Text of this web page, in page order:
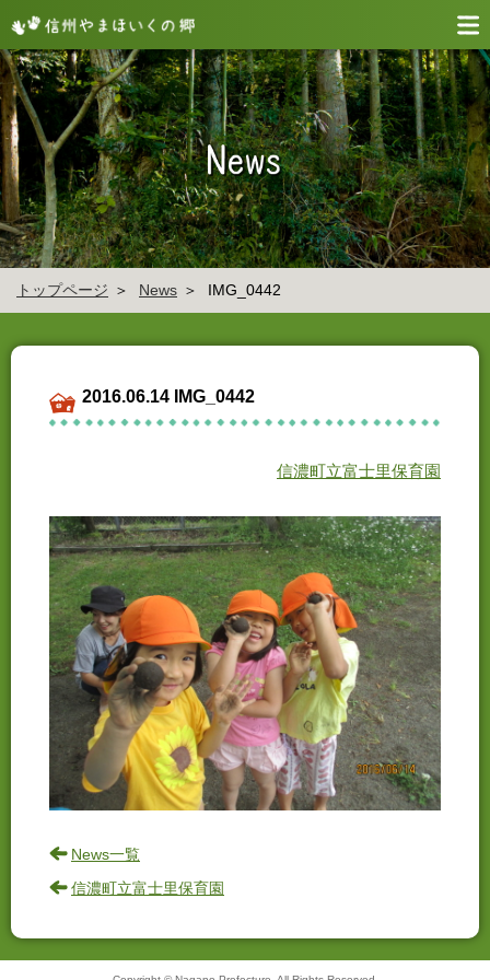
トップページ News IMG_0442
2016.06.14 IMG_0442
信濃町立富士里保育園
News一覧
信濃町立富士里保育園